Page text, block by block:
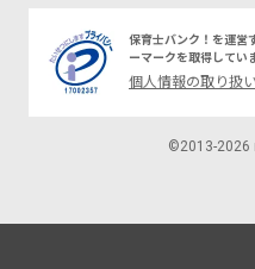
保育士バンク！を運営
ーマークを取得してい
個人情報の取り扱
©2013-2026